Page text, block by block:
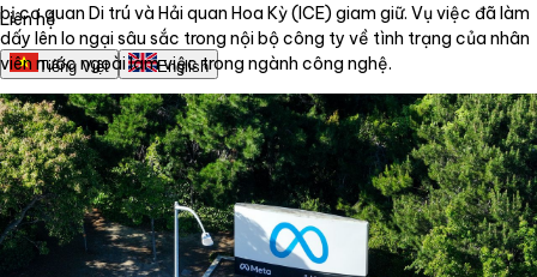
Liên hệ
Tiếng Việt English
bị cơ quan Di trú và Hải quan Hoa Kỳ (ICE) giam giữ. Vụ việc đã làm
dấy lên lo ngại sâu sắc trong nội bộ công ty về tình trạng của nhân
viên nước ngoài làm việc trong ngành công nghệ.